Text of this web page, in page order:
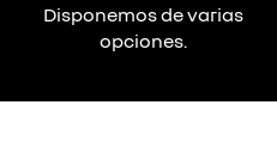
Disponemos de varias
opciones.